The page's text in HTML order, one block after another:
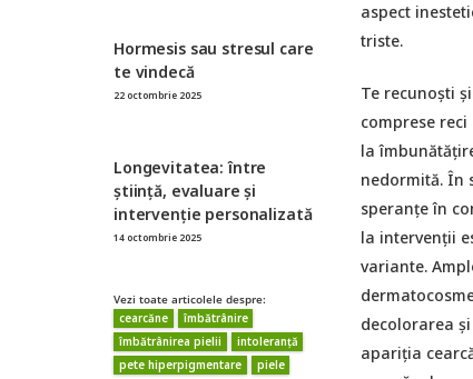
Hormesis sau stresul care
te vindecă
22 octombrie 2025
Longevitatea: între
știință, evaluare și
intervenție personalizată
14 octombrie 2025
Vezi toate articolele despre:
cearcăne
îmbătrânire
îmbătrânirea pielii
intoleranță
pete hiperpigmentare
piele
aspect
triste.
Te recunoști
comprese
la
nedormită. În
speranțe în
la intervenții
variante.
decolorarea
apariția